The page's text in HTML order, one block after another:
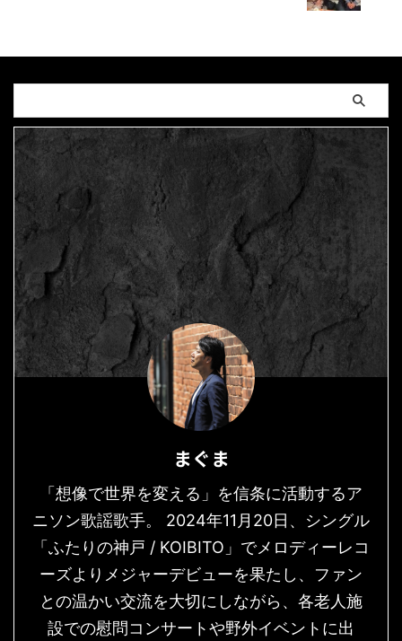
まぐま
「想像で世界を変える」を信条に活動するア
ニソン歌謡歌手。 2024年11月20日、シングル
「ふたりの神戸 / KOIBITO」でメロディーレコ
ーズよりメジャーデビューを果たし、ファン
との温かい交流を大切にしながら、各老人施
設での慰問コンサートや野外イベントに出